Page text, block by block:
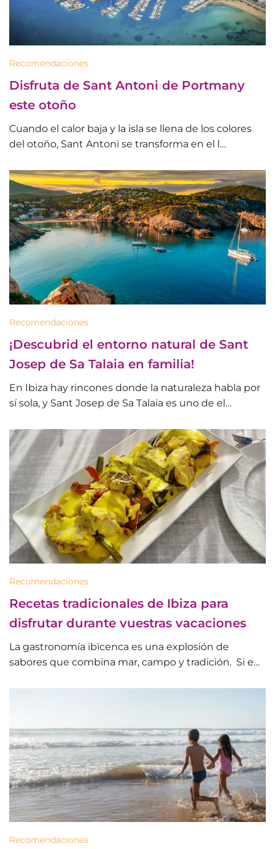
Recomendaciones
Disfruta de Sant Antoni de Portmany
este otoño
Cuando el calor baja y la isla se llena de los colores
del otoño, Sant Antoni se transforma en el l…
Recomendaciones
¡Descubrid el entorno natural de Sant
Josep de Sa Talaia en familia!
En Ibiza hay rincones donde la naturaleza habla por
sí sola, y Sant Josep de Sa Talaia es uno de el…
Recomendaciones
Recetas tradicionales de Ibiza para
disfrutar durante vuestras vacaciones
La gastronomía ibicenca es una explosión de
sabores que combina mar, campo y tradición. Si e…
Recomendaciones